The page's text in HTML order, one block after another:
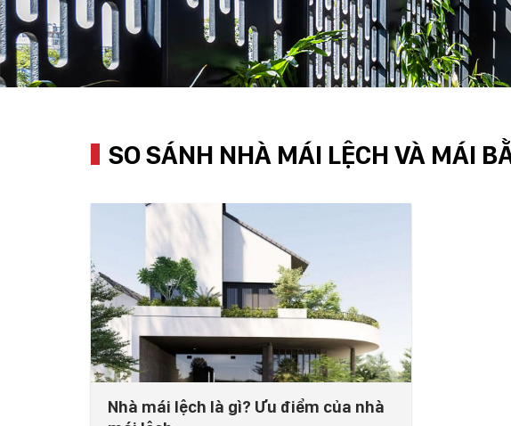
SO SÁNH NHÀ MÁI LỆCH VÀ MÁI
Nhà mái lệch là gì? Ưu điểm của nhà